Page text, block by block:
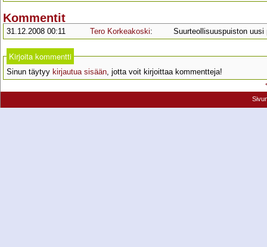
Kommentit
31.12.2008 00:11 Tero Korkeakoski: Suurteollisuuspuiston
Kirjoita kommentti
Sinun täytyy kirjautua sisään, jotta voit kirjoittaa kommentteja!